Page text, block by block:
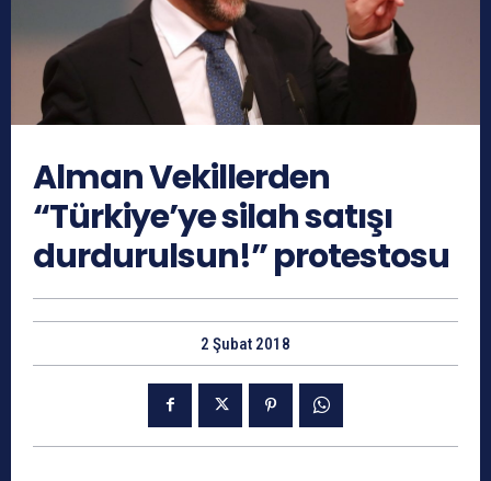
Alman Vekillerden
“Türkiye’ye silah satışı
durdurulsun!” protestosu
2 Şubat 2018